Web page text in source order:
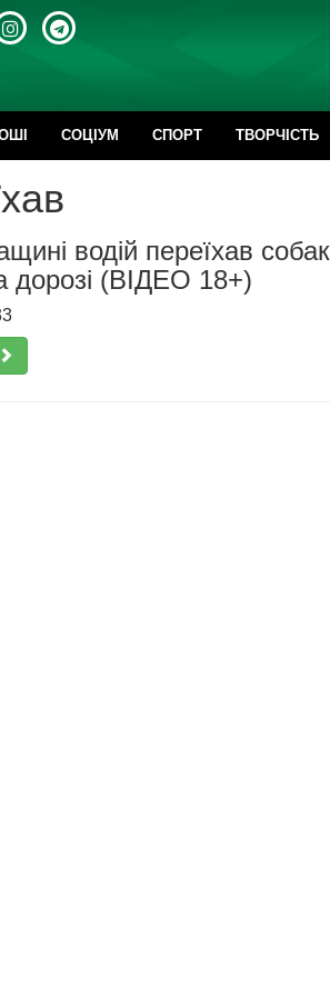
CОЦІУМ СПОРТ ТВОРЧІСТЬ
водій переїхав
дорозі (ВІДЕО 18+)